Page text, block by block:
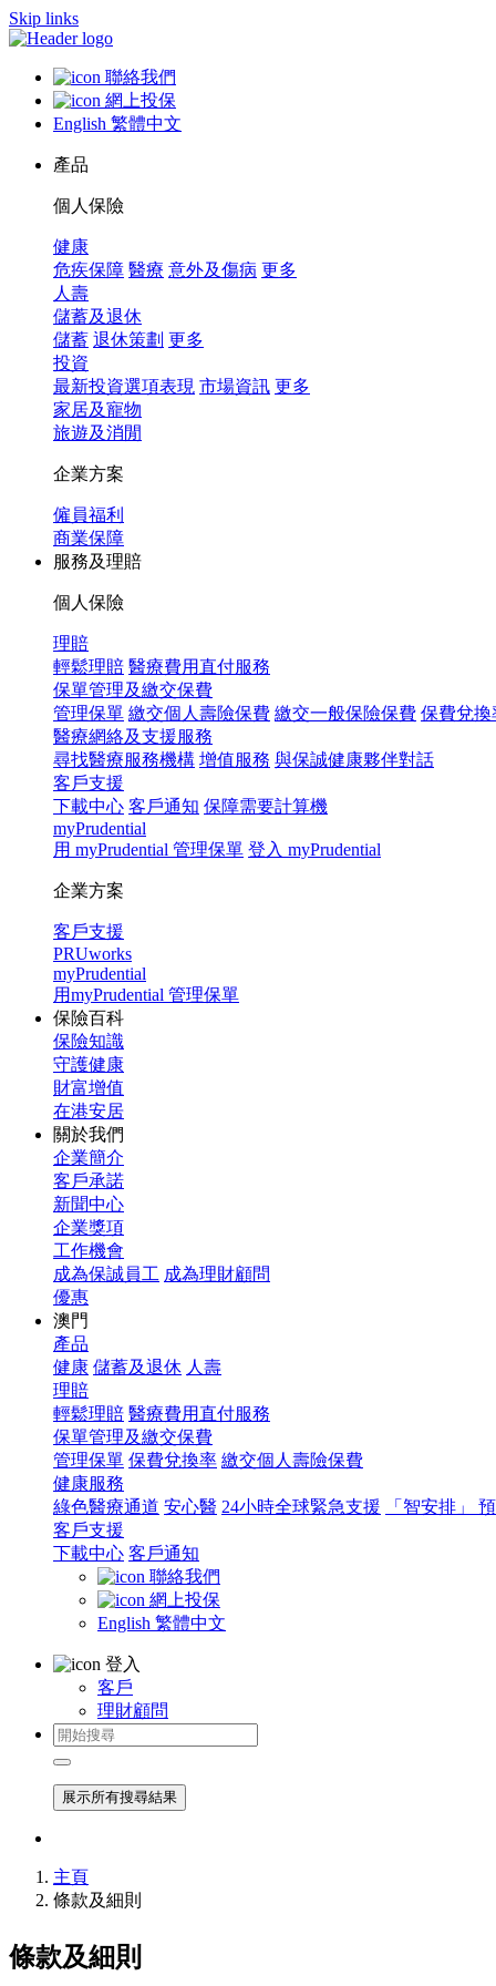
Skip links
聯絡我們
網上投保
English 繁體中文
產品
個人保險
健康
危疾保障 醫療 意外及傷病 更多
人壽
儲蓄及退休
儲蓄 退休策劃 更多
投資
最新投資選項表現 市場資訊 更多
家居及寵物
旅遊及消閒
企業方案
僱員福利
商業保障
服務及理賠
個人保險
理賠
輕鬆理賠 醫療費用直付服務
保單管理及繳交保費
管理保單 繳交個人壽險保費 繳交一般保險保費 保費兌換
醫療網絡及支援服務
尋找醫療服務機構 增值服務 與保誠健康夥伴對話
客戶支援
下載中心 客戶通知 保障需要計算機
myPrudential
用 myPrudential 管理保單 登入 myPrudential
企業方案
客戶支援
PRUworks
myPrudential
用myPrudential 管理保單
保險百科
保險知識
守護健康
財富增值
在港安居
關於我們
企業簡介
客戶承諾
新聞中心
企業獎項
工作機會
成為保誠員工 成為理財顧問
優惠
澳門
產品
健康 儲蓄及退休 人壽
理賠
輕鬆理賠 醫療費用直付服務
保單管理及繳交保費
管理保單 保費兌換率 繳交個人壽險保費
健康服務
綠色醫療通道 安心醫 24小時全球緊急支援
「智安排」
客戶支援
下載中心 客戶通知
聯絡我們
網上投保
English 繁體中文
登入
客戶
理財顧問
展示所有搜尋結果
主頁
條款及細則
條款及細則